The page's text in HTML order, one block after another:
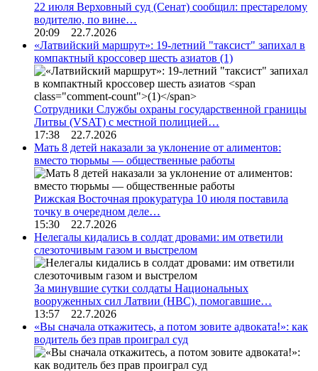
22 июля Верховный суд (Сенат) сообщил: престарелому
водителю, по вине…
20:09 22.7.2026
«Латвийский маршрут»: 19-летний "таксист" запихал в
компактный кроссовер шесть азиатов (1)
Сотрудники Службы охраны государственной границы
Литвы (VSAT) с местной полицией…
17:38 22.7.2026
Мать 8 детей наказали за уклонение от алиментов:
вместо тюрьмы — общественные работы
Рижская Восточная прокуратура 10 июля поставила
точку в очередном деле…
15:30 22.7.2026
Нелегалы кидались в солдат дровами: им ответили
слезоточивым газом и выстрелом
За минувшие сутки солдаты Национальных
вооруженных сил Латвии (НВС), помогавшие…
13:57 22.7.2026
«Вы сначала откажитесь, а потом зовите адвоката!»: как
водитель без прав проиграл суд